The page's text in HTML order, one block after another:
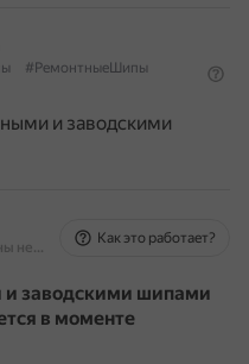
#РемонтныеШипы
и заводскими
На основе источников, возможны неточности
Как это работает?
заводскими шипами
в моменте